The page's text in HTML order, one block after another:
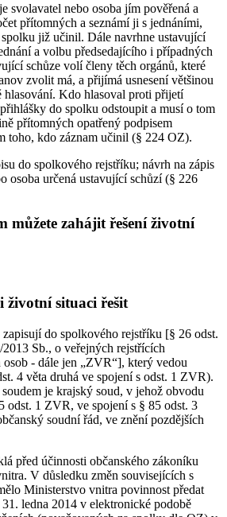
svolavatel nebo osoba jím pověřená a
přítomných a seznámí ji s jednáními,
již učinil. Dále navrhne ustavující
a volbu předsedajícího i případných
schůze volí členy těch orgánů, které
zvolit má, a přijímá usnesení většinou
hlasování. Kdo hlasoval proti přijetí
do spolku odstoupit a musí o tom
přítomných opatřený podpisem
toho, kdo záznam učinil (§ 224 OZ).
do spolkového rejstříku; návrh na zápis
osoba určená ustavující schůzí (§ 226
můžete zahájit řešení životní
životní situaci řešit
do spolkového rejstříku [§ 26 odst.
Sb., o veřejných rejstřících
- dále jen „ZVR“], který vedou
4 věta druhá ve spojení s odst. 1 ZVR).
je krajský soud, v jehož obvodu
odst. 1 ZVR, ve spojení s § 85 odst. 3
soudní řád, ve znění pozdějších
před účinnosti občanského zákoníku
V důsledku změn souvisejících s
Ministerstvo vnitra povinnost předat
ledna 2014 v elektronické podobě